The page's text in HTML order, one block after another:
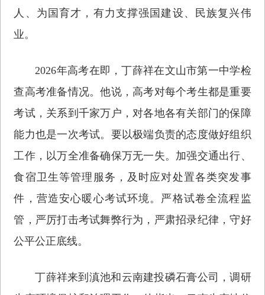
人、为国育才，有力支撑强国建设、民族复兴伟
业。
2026年高考在即，丁薛祥在文山市第一中学检
查高考准备情况。他说，高考对每个考生都是重要
考试，关系到千家万户，对各地各有关部门的保障
能力也是一次考试。要以极端负责的态度做好组织
工作，以万全准备确保万无一失。加强交通出行、
食宿卫生等管理服务，及时应对处置各类突发事
件，营造安心暖心考试环境。严格试卷全流程监
管，严厉打击考试舞弊行为，严肃招录纪律，守好
公平公正底线。
丁薛祥来到滇池和云南建投磷石膏公司，调研